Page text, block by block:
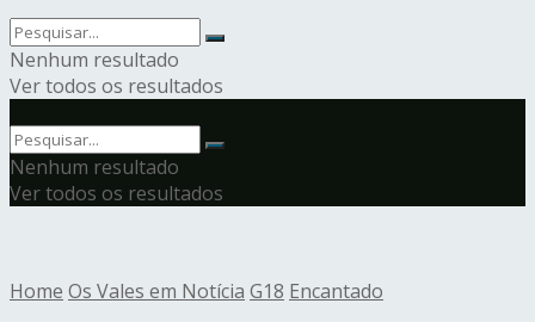
Nenhum resultado
Ver todos os resultados
Nenhum resultado
Ver todos os resultados
Home Os Vales em Notícia G18 Encantado